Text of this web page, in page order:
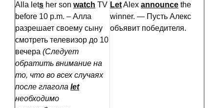
Alla lets her son watch TV
before 10 p.m. – Алла
разрешает своему сыну
смотреть телевизор до 10
вечера (Следует
обратить внимание на
то, что во всех случаях
после глагола let
необходимо
LetAlex announce the
winner. — Пусть Алекс
объявит победителя.